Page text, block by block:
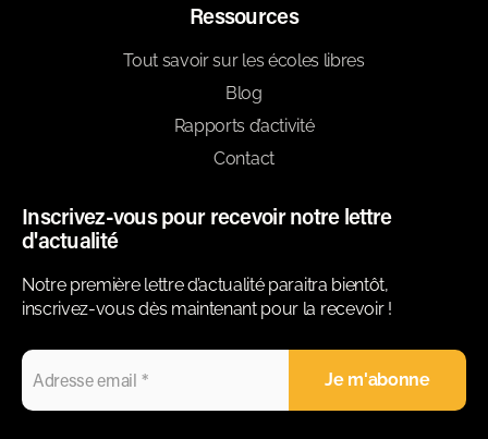
Ressources
Tout savoir sur les écoles libres
Blog
Rapports d’activité
Contact
Inscrivez-vous pour recevoir notre lettre
d'actualité
Notre première lettre d’actualité paraitra bientôt,
inscrivez-vous dès maintenant pour la recevoir !